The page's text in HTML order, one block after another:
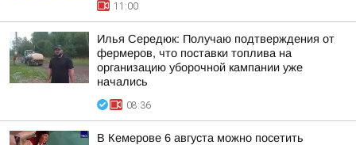
11:00
Илья Середюк: Получаю подтверждения от
фермеров, что поставки топлива на
организацию уборочной кампании уже
начались
08:36
В Кемерове 6 августа можно посетить